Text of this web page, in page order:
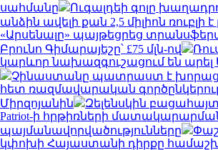
սահմանը
Ուգալդեի գոլը
անձին ավելի քան 2,5 միլիոն ռուբլի է
«Արսենալը» պայթեցրեց
Բրունո Գիմարայեշը՝ £75 մլն-ով
կարևոր նախազգուշացում են արել
Չինաստանը պատրաստ է
հետ ռազմավարական
Միրզոյանին
Զելենսկին
Patriot-ի հրթիռների
պայմանավորվածությունները
կփոխի Հայաստանի դիրքը